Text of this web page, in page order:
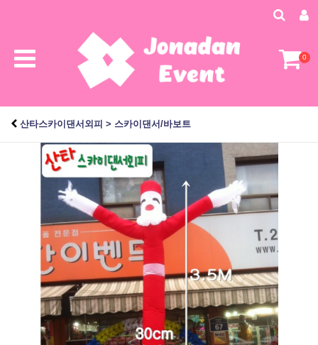
0
산타스카이댄서외피 > 스카이댄서/바보트